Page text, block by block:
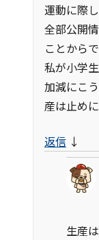
運動に際
全部公開
ことからで
私が小学
加減にこ
産は止め
返信 ↓
生産